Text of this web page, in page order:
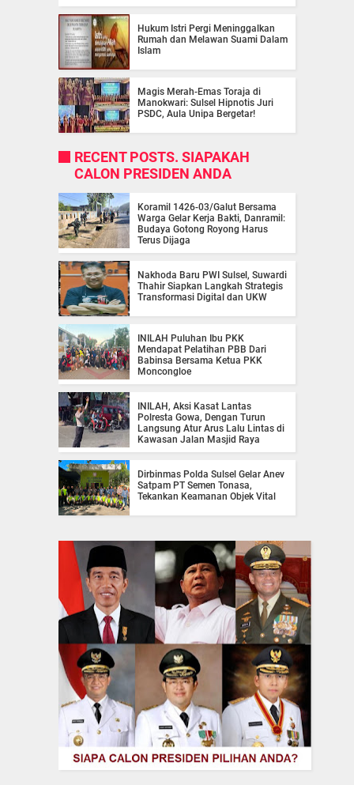
Hukum Istri Pergi Meninggalkan
Rumah dan Melawan Suami Dalam
Islam
Magis Merah-Emas Toraja di
Manokwari: Sulsel Hipnotis Juri
PSDC, Aula Unipa Bergetar!
RECENT POSTS. SIAPAKAH
CALON PRESIDEN ANDA
Koramil 1426-03/Galut Bersama
Warga Gelar Kerja Bakti, Danramil:
Budaya Gotong Royong Harus
Terus Dijaga
Nakhoda Baru PWI Sulsel, Suwardi
Thahir Siapkan Langkah Strategis
Transformasi Digital dan UKW
INILAH Puluhan Ibu PKK
Mendapat Pelatihan PBB Dari
Babinsa Bersama Ketua PKK
Moncongloe
INILAH, Aksi Kasat Lantas
Polresta Gowa, Dengan Turun
Langsung Atur Arus Lalu Lintas di
Kawasan Jalan Masjid Raya
Dirbinmas Polda Sulsel Gelar Anev
Satpam PT Semen Tonasa,
Tekankan Keamanan Objek Vital